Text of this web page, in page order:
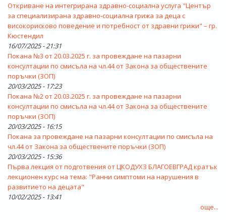
Откриване на интегрирана здравно-социална услуга "Център
за специализирана здравно-социална грижа за деца с
високорисково поведение и потребност от здравни грижи" – гр.
Кюстендил
16/07/2025 - 21:31
Покана №3 от 20.03.2025 г. за провеждане на пазарни
консултации по смисъла на чл.44 от Закона за обществените
поръчки (ЗОП)
20/03/2025 - 17:23
Покана №2 от 20.03.2025 г. за провеждане на пазарни
консултации по смисъла на чл.44 от Закона за обществените
поръчки (ЗОП)
20/03/2025 - 16:15
Покана за провеждане на пазарни консултации по смисъла на
чл.44 от Закона за обществените поръчки (ЗОП)
20/03/2025 - 15:36
Първа лекция от подготвения от ЦКОДУХЗ БЛАГОЕВГРАД кратък
лекционен курс на тема: "Ранни симптоми на нарушения в
развитието на децата"
10/02/2025 - 13:41
още...